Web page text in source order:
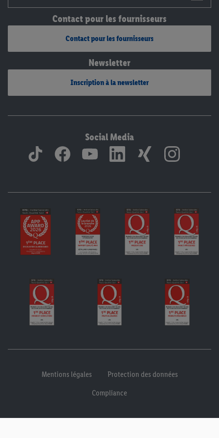
Contact pour les fournisseurs
Contact pour les fournisseurs
Newsletter
Inscription à la newsletter
Social Media
Mentions légales
Protection des données
Compliance